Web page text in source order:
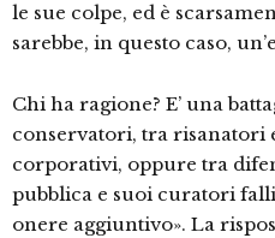
le sue colpe, ed è
sarebbe, in questo caso,
Chi ha ragione? E’ una
conservatori, tra risanatori
corporativi, oppure tra
pubblica e suoi curatori
onere aggiuntivo». La